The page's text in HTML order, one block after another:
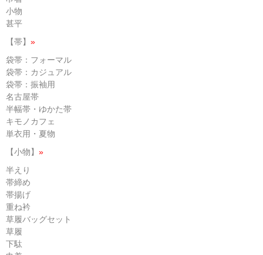
小物
甚平
【帯】 »
袋帯：フォーマル
袋帯：カジュアル
袋帯：振袖用
名古屋帯
半幅帯・ゆかた帯
キモノカフェ
単衣用・夏物
【小物】 »
半えり
帯締め
帯揚げ
重ね衿
草履バッグセット
草履
下駄